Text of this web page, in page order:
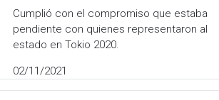
Cumplió con el compromiso que estaba
pendiente con quienes representaron al
estado en Tokio 2020.
02/11/2021